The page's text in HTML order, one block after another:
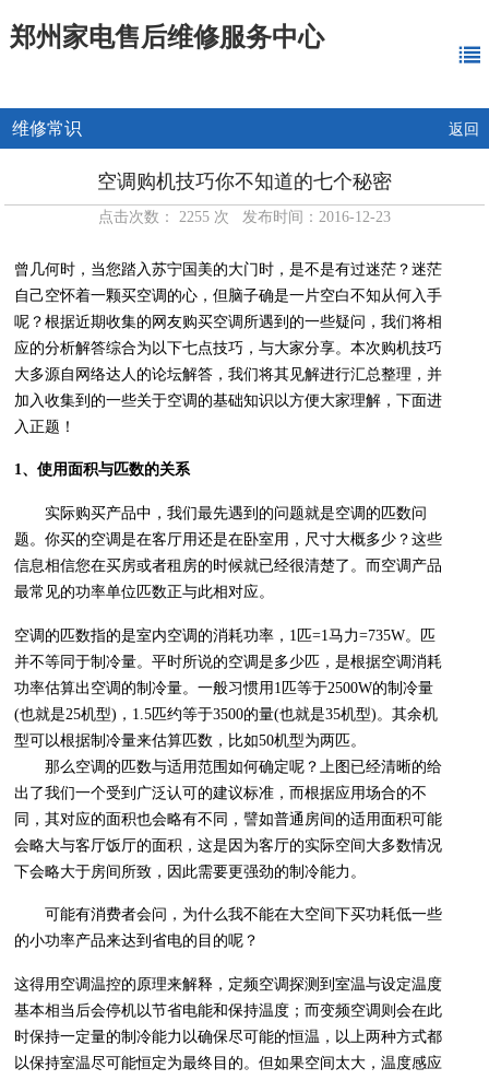
郑州家电售后维修服务中心
维修常识 返回
空调购机技巧你不知道的七个秘密
点击次数： 2255 次 发布时间：2016-12-23
曾几何时，当您踏入苏宁国美的大门时，是不是有过迷茫？迷茫
自己空怀着一颗买空调的心，但脑子确是一片空白不知从何入手
呢？根据近期收集的网友购买空调所遇到的一些疑问，我们将相
应的分析解答综合为以下七点技巧，与大家分享。本次购机技巧
大多源自网络达人的论坛解答，我们将其见解进行汇总整理，并
加入收集到的一些关于空调的基础知识以方便大家理解，下面进
入正题！
1、使用面积与匹数的关系
实际购买产品中，我们最先遇到的问题就是空调的匹数问
题。你买的空调是在客厅用还是在卧室用，尺寸大概多少？这些
信息相信您在买房或者租房的时候就已经很清楚了。而空调产品
最常见的功率单位匹数正与此相对应。
空调的匹数指的是室内空调的消耗功率，1匹=1马力=735W。匹
并不等同于制冷量。平时所说的空调是多少匹，是根据空调消耗
功率估算出空调的制冷量。一般习惯用1匹等于2500W的制冷量
(也就是25机型)，1.5匹约等于3500的量(也就是35机型)。其余机
型可以根据制冷量来估算匹数，比如50机型为两匹。
那么空调的匹数与适用范围如何确定呢？上图已经清晰的给
出了我们一个受到广泛认可的建议标准，而根据应用场合的不
同，其对应的面积也会略有不同，譬如普通房间的适用面积可能
会略大与客厅饭厅的面积，这是因为客厅的实际空间大多数情况
下会略大于房间所致，因此需要更强劲的制冷能力。
可能有消费者会问，为什么我不能在大空间下买功耗低一些
的小功率产品来达到省电的目的呢？
这得用空调温控的原理来解释，定频空调探测到室温与设定温度
基本相当后会停机以节省电能和保持温度；而变频空调则会在此
时保持一定量的制冷能力以确保尽可能的恒温，以上两种方式都
以保持室温尽可能恒定为最终目的。但如果空间太大，温度感应